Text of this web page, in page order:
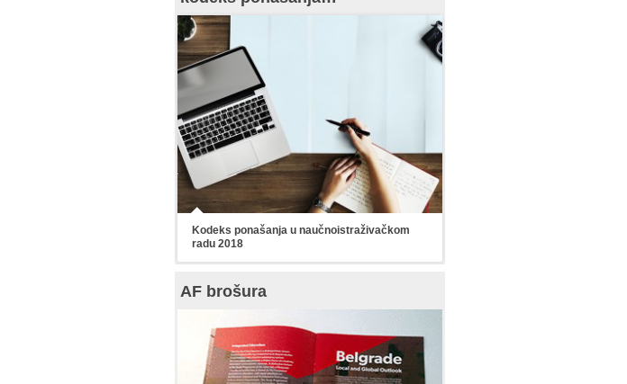
Kodeks ponašanja u naučnoistraživačkom
radu 2018
AF brošura